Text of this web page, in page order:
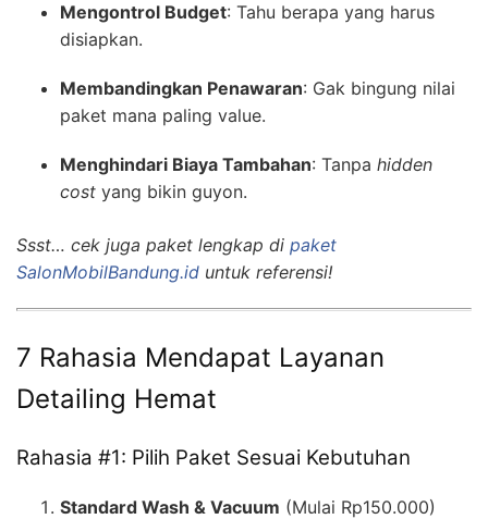
Mengontrol Budget: Tahu berapa yang harus
disiapkan.
Membandingkan Penawaran: Gak bingung nilai
paket mana paling value.
Menghindari Biaya Tambahan: Tanpa hidden
cost yang bikin guyon.
Ssst… cek juga paket lengkap di paket
SalonMobilBandung.id untuk referensi!
7 Rahasia Mendapat Layanan
Detailing Hemat
Rahasia #1: Pilih Paket Sesuai Kebutuhan
Standard Wash & Vacuum (Mulai Rp150.000)